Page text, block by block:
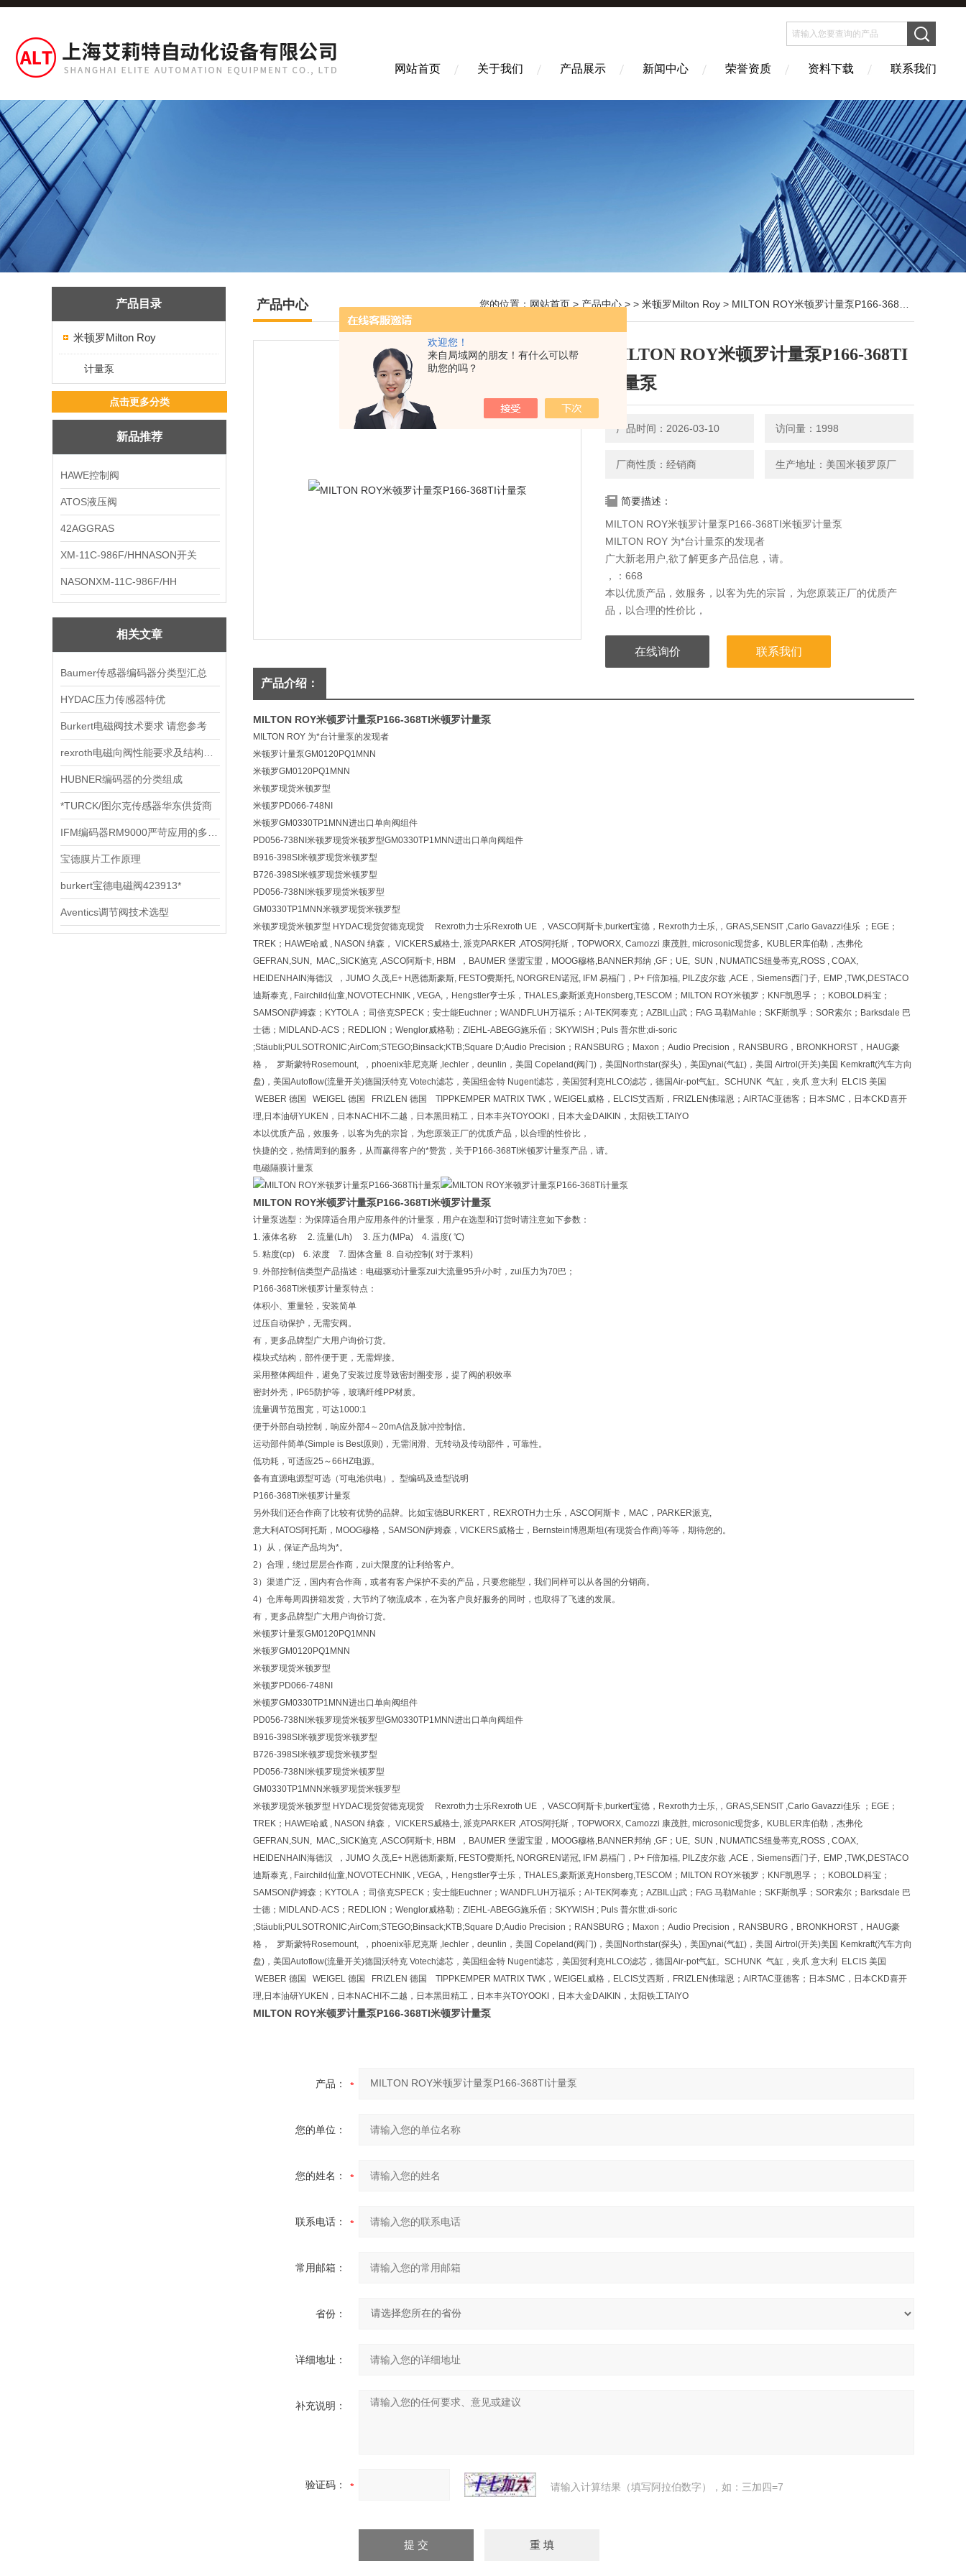
欢迎您！
来自局域网的朋友！有什么可以帮
助您的吗？
网站首页 关于我们 产品展示 新闻中心 荣誉资质 资料下载 联系我们
产品目录
米顿罗Milton Roy
计量泵
点击更多分类
新品推荐
HAWE控制阀
ATOS液压阀
42AGGRAS
XM-11C-986F/HHNASON开关
NASONXM-11C-986F/HH
相关文章
Baumer传感器编码器分类型汇总
HYDAC压力传感器特优
Burkert电磁阀技术要求 请您参考
HUBNER编码器的分类组成
*TURCK/图尔克传感器华东供货商
宝德膜片工作原理
burkert宝德电磁阀423913*
Aventics调节阀技术选型
产品中心 您的位置： 网站首页 > 产品中心 > > 米顿罗Milton Roy > MILTON ROY米顿罗计量泵P166-368TI计量泵
MILTON ROY米顿罗计量泵P166-368TI
计量泵
产品时间：2026-03-10 访问量：1998
厂商性质：经销商 生产地址：美国米顿罗原厂
简要描述：
MILTON ROY米顿罗计量泵P166-368TI米顿罗计量泵
MILTON ROY 为*台计量泵的发现者
广大新老用户,欲了解更多产品信息，请。
，：668
本以优质产品，效服务，以客为先的宗旨，为您原装正厂的优质产
品，以合理的性价比，
在线询价 联系我们
产品介绍：
MILTON ROY米顿罗计量泵P166-368TI米顿罗计量泵
MILTON ROY 为*台计量泵的发现者
米顿罗计量泵GM0120PQ1MNN
米顿罗GM0120PQ1MNN
米顿罗现货米顿罗型
米顿罗PD066-748NI
米顿罗GM0330TP1MNN进出口单向阀组件
PD056-738NI米顿罗现货米顿罗型GM0330TP1MNN进出口单向阀组件
B916-398SI米顿罗现货米顿罗型
B726-398SI米顿罗现货米顿罗型
PD056-738NI米顿罗现货米顿罗型
GM0330TP1MNN米顿罗现货米顿罗型
米顿罗现货米顿罗型 HYDAC现货贺德克现货 Rexroth力士乐Rexroth UE ，VASCO阿斯卡,burkert宝德，Rexroth力士乐,，GRAS,SENSIT ,Carlo Gavazzi佳乐 ；EGE；
TREK；HAWE哈威 , NASON 纳森， VICKERS威格士, 派克PARKER ,ATOS阿托斯，TOPWORX, Camozzi 康茂胜, microsonic现货多, KUBLER库伯勒，杰弗伦
GEFRAN,SUN, MAC,,SICK施克 ,ASCO阿斯卡, HBM ，BAUMER 堡盟宝盟，MOOG穆格,BANNER邦纳 ,GF；UE, SUN , NUMATICS纽曼蒂克,ROSS , COAX,
HEIDENHAIN海德汉 ，JUMO 久茂,E+ H恩德斯豪斯, FESTO费斯托, NORGREN诺冠, IFM 易福门，P+ F倍加福, PILZ皮尔兹 ,ACE，Siemens西门子, EMP ,TWK,DESTACO
迪斯泰克 , Fairchild仙童,NOVOTECHNIK , VEGA,，Hengstler亨士乐，THALES,豪斯派克Honsberg,TESCOM；MILTON ROY米顿罗；KNF凯恩孚；；KOBOLD科宝；
SAMSON萨姆森；KYTOLA ；司倍克SPECK；安士能Euchner；WANDFLUH万福乐；AI-TEK阿泰克；AZBIL山武；FAG 马勒Mahle；SKF斯凯孚；SOR索尔；Barksdale 巴
士德；MIDLAND-ACS；REDLION；Wenglor威格勒；ZIEHL-ABEGG施乐佰；SKYWISH ; Puls 普尔世;di-soric
;Stäubli;PULSOTRONIC;AirCom;STEGO;Binsack;KTB;Square D;Audio Precision；RANSBURG；Maxon；Audio Precision，RANSBURG，BRONKHORST，HAUG豪
格， 罗斯蒙特Rosemount, ，phoenix菲尼克斯 ,lechler，deunlin，美国 Copeland(阀门)，美国Northstar(探头)，美国ynai(气缸)，美国 Airtrol(开关)美国 Kemkraft(汽车方向
盘)，美国Autoflow(流量开关)德国沃特克 Votech滤芯，美国纽金特 Nugent滤芯，美国贺利克HLCO滤芯，德国Air-pot气缸。SCHUNK 气缸，夹爪 意大利 ELCIS 美国
WEBER 德国 WEIGEL 德国 FRIZLEN 德国 TIPPKEMPER MATRIX TWK，WEIGEL威格，ELCIS艾西斯，FRIZLEN佛瑞恩；AIRTAC亚德客；日本SMC，日本CKD喜开
理,日本油研YUKEN，日本NACHI不二越，日本黑田精工，日本丰兴TOYOOKI，日本大金DAIKIN，太阳铁工TAIYO
本以优质产品，效服务，以客为先的宗旨，为您原装正厂的优质产品，以合理的性价比，
快捷的交，热情周到的服务，从而赢得客户的*赞赏，关于P166-368TI米顿罗计量泵产品，请。
电磁隔膜计量泵
MILTON ROY米顿罗计量泵P166-368TI米顿罗计量泵
计量泵选型：为保障适合用户应用条件的计量泵，用户在选型和订货时请注意如下参数：
1. 液体名称 2. 流量(L/h) 3. 压力(MPa) 4. 温度( ℃)
5. 粘度(cp) 6. 浓度 7. 固体含量 8. 自动控制( 对于浆料)
9. 外部控制信类型产品描述：电磁驱动计量泵zui大流量95升/小时，zui压力为70巴；
P166-368TI米顿罗计量泵特点：
体积小、重量轻，安装简单
过压自动保护，无需安阀。
有，更多品牌型广大用户询价订货。
模块式结构，部件便于更，无需焊接。
采用整体阀组件，避免了安装过度导致密封圈变形，提了阀的积效率
密封外壳，IP65防护等，玻璃纤维PP材质。
流量调节范围宽，可达1000:1
便于外部自动控制，响应外部4～20mA信及脉冲控制信。
运动部件简单(Simple is Best原则)，无需润滑、无转动及传动部件，可靠性。
低功耗，可适应25～66HZ电源。
备有直源电源型可选（可电池供电）。型编码及造型说明
P166-368TI米顿罗计量泵
另外我们还合作商了比较有优势的品牌。比如宝德BURKERT，REXROTH力士乐，ASCO阿斯卡，MAC，PARKER派克,
意大利ATOS阿托斯，MOOG穆格，SAMSON萨姆森，VICKERS威格士，Bernstein博恩斯坦(有现货合作商)等等，期待您的。
1）从，保证产品均为*。
2）合理，绕过层层合作商，zui大限度的让利给客户。
3）渠道广泛，国内有合作商，或者有客户保护不卖的产品，只要您能型，我们同样可以从各国的分销商。
4）仓库每周四拼箱发货，大节约了物流成本，在为客户良好服务的同时，也取得了飞速的发展。
有，更多品牌型广大用户询价订货。
米顿罗计量泵GM0120PQ1MNN
米顿罗GM0120PQ1MNN
米顿罗现货米顿罗型
米顿罗PD066-748NI
米顿罗GM0330TP1MNN进出口单向阀组件
PD056-738NI米顿罗现货米顿罗型GM0330TP1MNN进出口单向阀组件
B916-398SI米顿罗现货米顿罗型
B726-398SI米顿罗现货米顿罗型
PD056-738NI米顿罗现货米顿罗型
GM0330TP1MNN米顿罗现货米顿罗型
米顿罗现货米顿罗型 HYDAC现货贺德克现货 Rexroth力士乐Rexroth UE ，VASCO阿斯卡,burkert宝德，Rexroth力士乐,，GRAS,SENSIT ,Carlo Gavazzi佳乐 ；EGE；
TREK；HAWE哈威 , NASON 纳森， VICKERS威格士, 派克PARKER ,ATOS阿托斯，TOPWORX, Camozzi 康茂胜, microsonic现货多, KUBLER库伯勒，杰弗伦
GEFRAN,SUN, MAC,,SICK施克 ,ASCO阿斯卡, HBM ，BAUMER 堡盟宝盟，MOOG穆格,BANNER邦纳 ,GF；UE, SUN , NUMATICS纽曼蒂克,ROSS , COAX,
HEIDENHAIN海德汉 ，JUMO 久茂,E+ H恩德斯豪斯, FESTO费斯托, NORGREN诺冠, IFM 易福门，P+ F倍加福, PILZ皮尔兹 ,ACE，Siemens西门子, EMP ,TWK,DESTACO
迪斯泰克 , Fairchild仙童,NOVOTECHNIK , VEGA,，Hengstler亨士乐，THALES,豪斯派克Honsberg,TESCOM；MILTON ROY米顿罗；KNF凯恩孚；；KOBOLD科宝；
SAMSON萨姆森；KYTOLA ；司倍克SPECK；安士能Euchner；WANDFLUH万福乐；AI-TEK阿泰克；AZBIL山武；FAG 马勒Mahle；SKF斯凯孚；SOR索尔；Barksdale 巴
士德；MIDLAND-ACS；REDLION；Wenglor威格勒；ZIEHL-ABEGG施乐佰；SKYWISH ; Puls 普尔世;di-soric
;Stäubli;PULSOTRONIC;AirCom;STEGO;Binsack;KTB;Square D;Audio Precision；RANSBURG；Maxon；Audio Precision，RANSBURG，BRONKHORST，HAUG豪
格， 罗斯蒙特Rosemount, ，phoenix菲尼克斯 ,lechler，deunlin，美国 Copeland(阀门)，美国Northstar(探头)，美国ynai(气缸)，美国 Airtrol(开关)美国 Kemkraft(汽车方向
盘)，美国Autoflow(流量开关)德国沃特克 Votech滤芯，美国纽金特 Nugent滤芯，美国贺利克HLCO滤芯，德国Air-pot气缸。SCHUNK 气缸，夹爪 意大利 ELCIS 美国
WEBER 德国 WEIGEL 德国 FRIZLEN 德国 TIPPKEMPER MATRIX TWK，WEIGEL威格，ELCIS艾西斯，FRIZLEN佛瑞恩；AIRTAC亚德客；日本SMC，日本CKD喜开
理,日本油研YUKEN，日本NACHI不二越，日本黑田精工，日本丰兴TOYOOKI，日本大金DAIKIN，太阳铁工TAIYO
MILTON ROY米顿罗计量泵P166-368TI米顿罗计量泵
产品：
您的单位：
您的姓名：
联系电话：
常用邮箱：
省份：
详细地址：
补充说明：
验证码： 请输入计算结果（填写阿拉伯数字），如：三加四=7